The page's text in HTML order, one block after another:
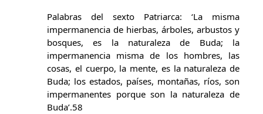
Palabras del sexto Patriarca: ‘La misma
impermanencia de hierbas, árboles, arbustos y
bosques, es la naturaleza de Buda; la
impermanencia misma de los hombres, las
cosas, el cuerpo, la mente, es la naturaleza de
Buda; los estados, países, montañas, ríos, son
impermanentes porque son la naturaleza de
Buda’.58